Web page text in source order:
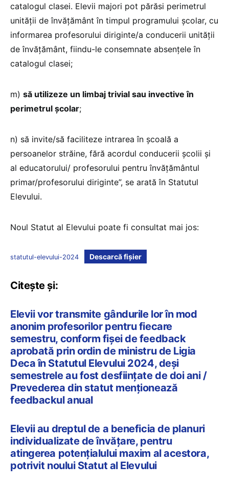
catalogul clasei. Elevii majori pot părăsi perimetrul
unității de învățământ în timpul programului școlar, cu
informarea profesorului diriginte/a conducerii unității
de învățământ, fiindu-le consemnate absențele în
catalogul clasei;
m) să utilizeze un limbaj trivial sau invective în
perimetrul școlar;
n) să invite/să faciliteze intrarea în școală a
persoanelor străine, fără acordul conducerii școlii și
al educatorului/ profesorului pentru învățământul
primar/profesorului diriginte”, se arată în Statutul
Elevului.
Noul Statut al Elevului poate fi consultat mai jos:
statutul-elevului-2024 Descarcă fișier
Citește și:
Elevii vor transmite gândurile lor în mod
anonim profesorilor pentru fiecare
semestru, conform fișei de feedback
aprobată prin ordin de ministru de Ligia
Deca în Statutul Elevului 2024, deși
semestrele au fost desființate de doi ani /
Prevederea din statut menționează
feedbackul anual
Elevii au dreptul de a beneficia de planuri
individualizate de învățare, pentru
atingerea potențialului maxim al acestora,
potrivit noului Statut al Elevului